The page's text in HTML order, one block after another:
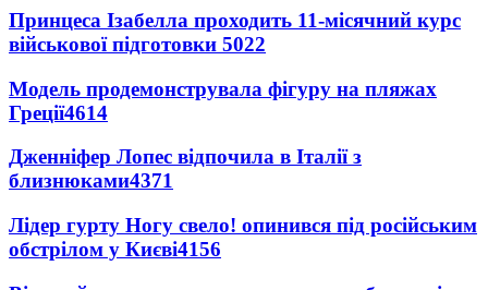
Принцеса Ізабелла проходить 11-місячний курс
військової підготовки 5022
Модель продемонструвала фігуру на пляжах
Греції4614
Дженніфер Лопес відпочила в Італії з
близнюками4371
Лідер гурту Ногу свело! опинився під російським
обстрілом у Києві4156